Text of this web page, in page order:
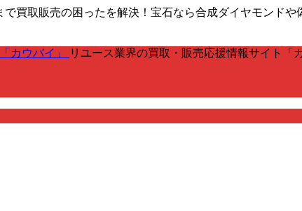
で買取販売の困ったを解決！宝石なら合成ダイヤモンド
リユース業界の買取・販売応援情報サイト「